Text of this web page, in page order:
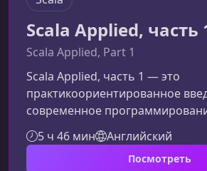
Scala Applied, часть
Scala Applied, Part 1
Scala Applied, часть 1 — это
практикоориентированное
современное
Курс сочетает теорию и
упражнения, помогая
базовый синтаксис, ключевые
5 ч 46 мин Английский
Посмотреть